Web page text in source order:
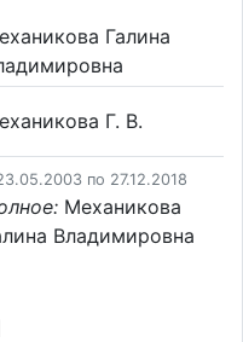
Галина
Г. В.
по 27.12.2018
Механикова
Владимировна